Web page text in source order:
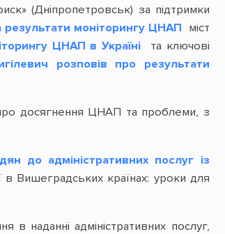
(Дніпропетровськ) за підтримки
моніторингу ЦНАП міст
ЦНАП в Україні
та ключові
розповів про результати
досягнення ЦНАП та проблеми, з
до адміністративних послуг із
в Вишеградських країнах: уроки для
в наданні адміністративних послуг,